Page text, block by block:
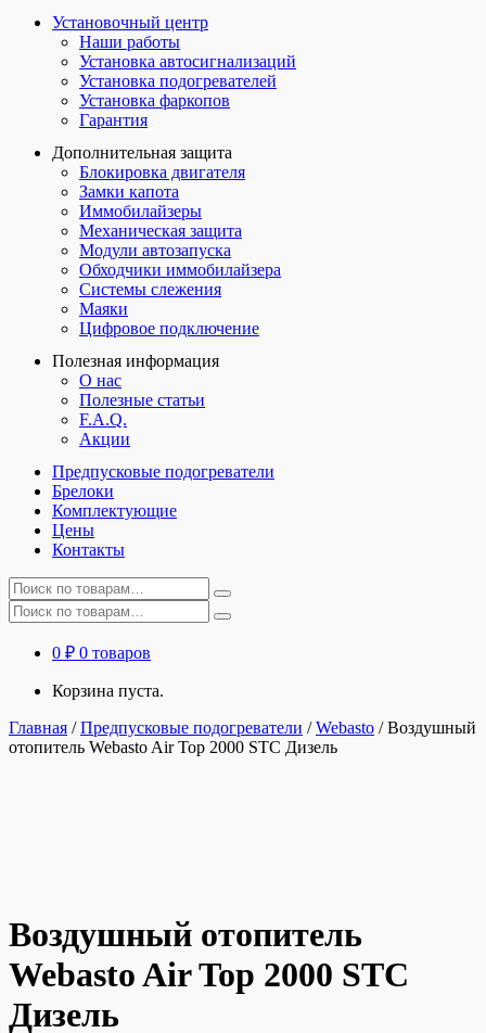
Установочный центр
Наши работы
Установка автосигнализаций
Установка подогревателей
Установка фаркопов
Гарантия
Дополнительная защита
Блокировка двигателя
Замки капота
Иммобилайзеры
Механическая защита
Модули автозапуска
Обходчики иммобилайзера
Системы слежения
Маяки
Цифровое подключение
Полезная информация
О нас
Полезные статьи
F.A.Q.
Акции
Предпусковые подогреватели
Брелоки
Комплектующие
Цены
Контакты
Искать:
Искать:
0 ₽ 0 товаров
Корзина пуста.
Главная /Предпусковые подогреватели /Webasto /Воздушный
отопитель Webasto Air Top 2000 STC Дизель
Воздушный отопитель
Webasto Air Top 2000 STC
Дизель